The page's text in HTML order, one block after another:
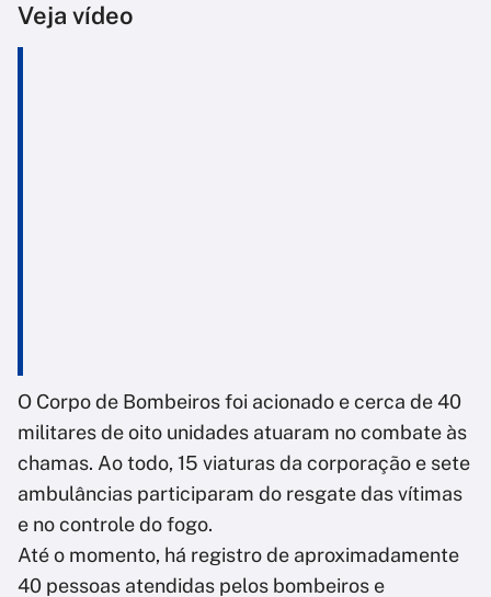
Veja vídeo
O Corpo de Bombeiros foi acionado e cerca de 40
militares de oito unidades atuaram no combate às
chamas. Ao todo, 15 viaturas da corporação e sete
ambulâncias participaram do resgate das vítimas
e no controle do fogo.
Até o momento, há registro de aproximadamente
40 pessoas atendidas pelos bombeiros e